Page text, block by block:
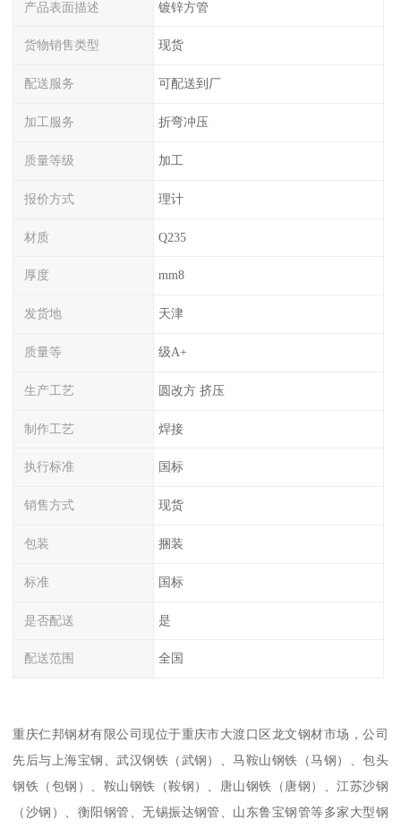
产品表面描述 镀锌方管
货物销售类型 现货
配送服务 可配送到厂
加工服务 折弯冲压
质量等级 加工
报价方式 理计
材质 Q235
厚度 mm8
发货地 天津
质量等 级A+
生产工艺 圆改方 挤压
制作工艺 焊接
执行标准 国标
销售方式 现货
包装 捆装
标准 国标
是否配送 是
配送范围 全国
重庆仁邦钢材有限公司现位于重庆市大渡口区龙文钢材市场，公司
先后与上海宝钢、武汉钢铁（武钢）、马鞍山钢铁（马钢）、包头
钢铁（包钢）、鞍山钢铁（鞍钢）、唐山钢铁（唐钢）、江苏沙钢
（沙钢）、衡阳钢管、无锡振达钢管、山东鲁宝钢管等多家大型钢